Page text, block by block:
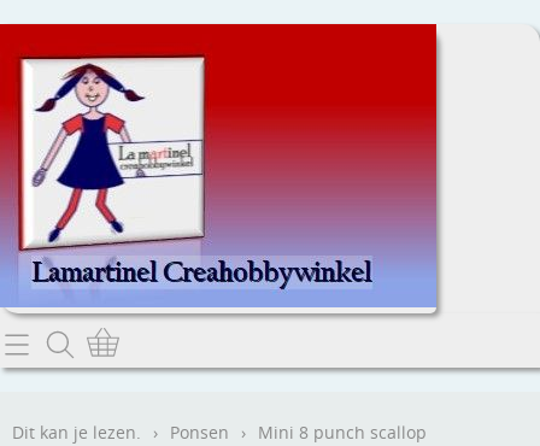
Home
Dit kan je lezen. › Ponsen › Mini 8 punch scallop